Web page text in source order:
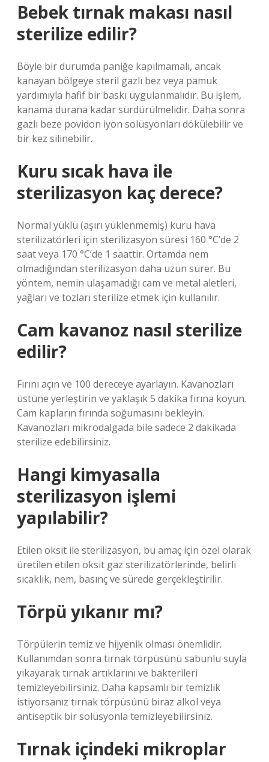
Bebek tırnak makası nasıl
sterilize edilir?
Böyle bir durumda paniğe kapılmamalı, ancak
kanayan bölgeye steril gazlı bez veya pamuk
yardımıyla hafif bir baskı uygulanmalıdır. Bu işlem,
kanama durana kadar sürdürülmelidir. Daha sonra
gazlı beze povidon iyon solüsyonları dökülebilir ve
bir kez silinebilir.
Kuru sıcak hava ile
sterilizasyon kaç derece?
Normal yüklü (aşırı yüklenmemiş) kuru hava
sterilizatörleri için sterilizasyon süresi 160 °C’de 2
saat veya 170 °C’de 1 saattir. Ortamda nem
olmadığından sterilizasyon daha uzun sürer. Bu
yöntem, nemin ulaşamadığı cam ve metal aletleri,
yağları ve tozları sterilize etmek için kullanılır.
Cam kavanoz nasıl sterilize
edilir?
Fırını açın ve 100 dereceye ayarlayın. Kavanozları
üstüne yerleştirin ve yaklaşık 5 dakika fırına koyun.
Cam kapların fırında soğumasını bekleyin.
Kavanozları mikrodalgada bile sadece 2 dakikada
sterilize edebilirsiniz.
Hangi kimyasalla
sterilizasyon işlemi
yapılabilir?
Etilen oksit ile sterilizasyon, bu amaç için özel olarak
üretilen etilen oksit gaz sterilizatörlerinde, belirli
sıcaklık, nem, basınç ve sürede gerçekleştirilir.
Törpü yıkanır mı?
Törpülerin temiz ve hijyenik olması önemlidir.
Kullanımdan sonra tırnak törpüsünü sabunlu suyla
yıkayarak tırnak artıklarını ve bakterileri
temizleyebilirsiniz. Daha kapsamlı bir temizlik
istiyorsanız tırnak törpüsünü biraz alkol veya
antiseptik bir solüsyonla temizleyebilirsiniz.
Tırnak içindeki mikroplar